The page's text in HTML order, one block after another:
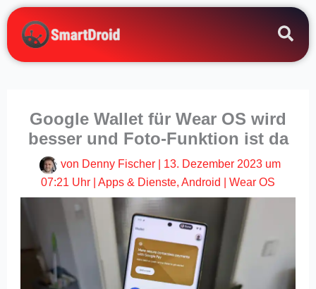
Zum
Inhalt
springen
Google Wallet für Wear OS wird
besser und Foto-Funktion ist da
von Denny Fischer
13. Dezember 2023 um
07:21 Uhr
Apps & Dienste, Android Wear OS